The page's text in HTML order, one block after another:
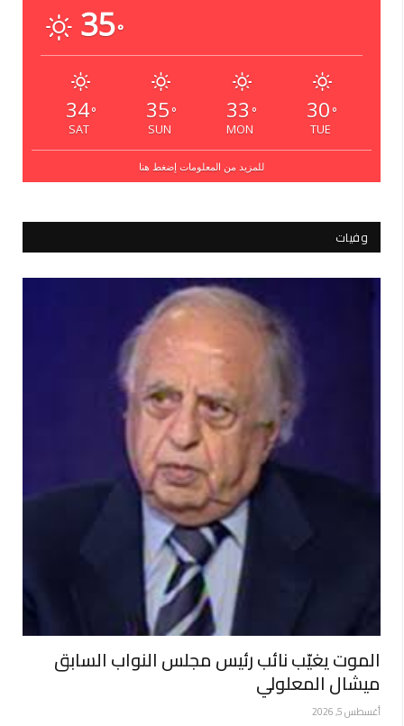
35°
34°
SAT
35 °
SUN
33 °
MON
30 °
TUE
للمزيد من المعلومات إضغط هنا
وفيات
الموت يغيّب نائب رئيس مجلس النواب السابق
ميشال المعلولي
أغسطس 5, 2026